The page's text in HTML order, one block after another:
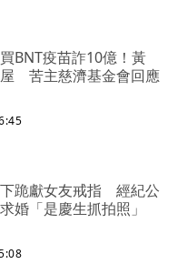
BNT疫苗詐10億！黃
苦主慈濟基金會回應
跪獻女友戒指 經紀公
婚「是慶生抓拍照」